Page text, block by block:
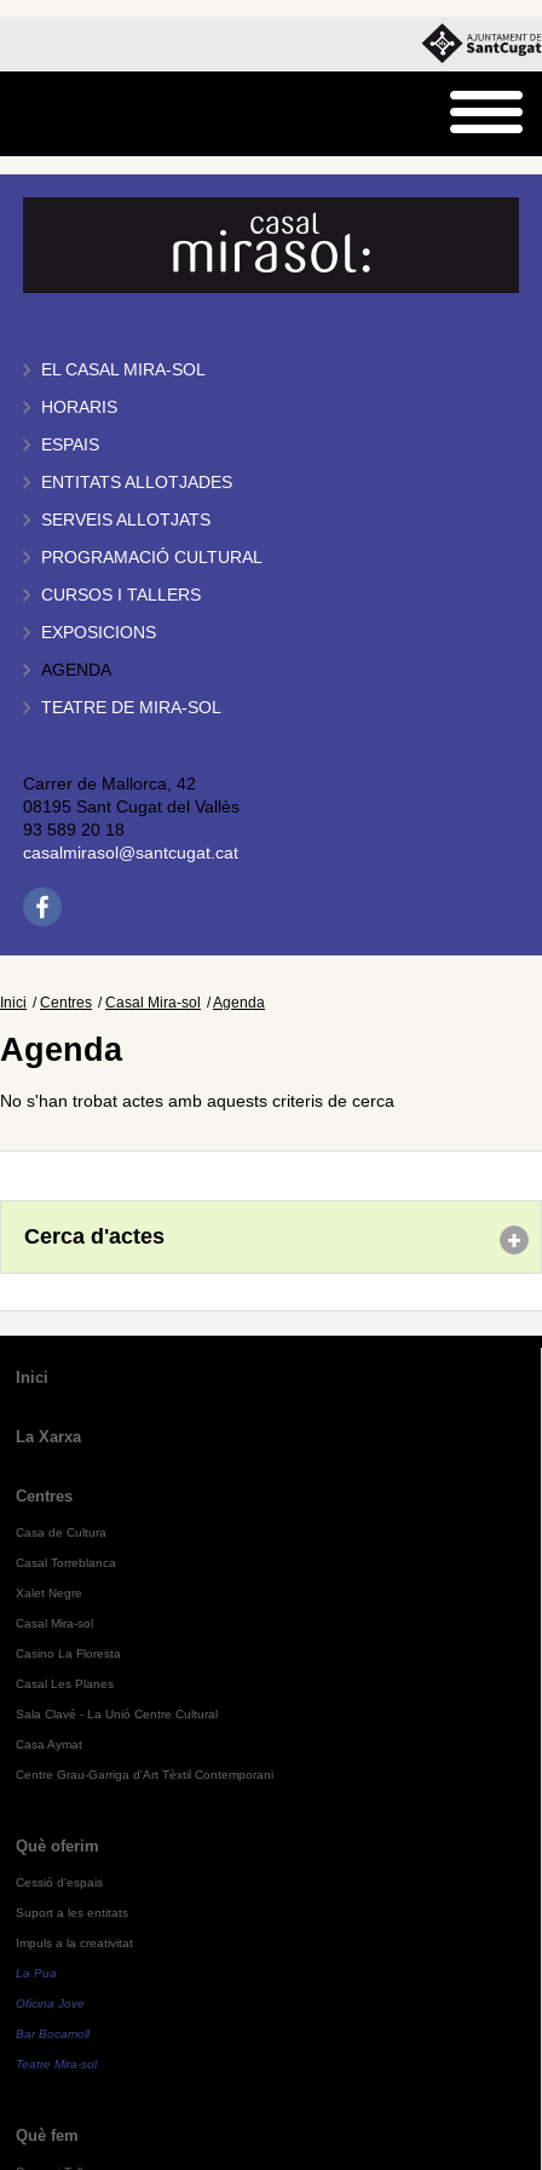
EL CASAL MIRA-SOL
HORARIS
ESPAIS
ENTITATS ALLOTJADES
SERVEIS ALLOTJATS
PROGRAMACIÓ CULTURAL
CURSOS I TALLERS
EXPOSICIONS
AGENDA
TEATRE DE MIRA-SOL
Carrer de Mallorca, 42
08195 Sant Cugat del Vallès
93 589 20 18
casalmirasol@santcugat.cat
Inici Centres Casal Mira-sol Agenda
Agenda
No s'han trobat actes amb aquests criteris de cerca
Cerca d'actes
Inici
La Xarxa
Centres
Casa de Cultura
Casal Torreblanca
Xalet Negre
Casal Mira-sol
Casino La Floresta
Casal Les Planes
Sala Clavé - La Unió Centre Cultural
Casa Aymat
Centre Grau-Garriga d'Art Tèxtil Contemporani
Què oferim
Cessió d'espais
Suport a les entitats
Impuls a la creativitat
La Pua
Oficina Jove
Bar Bocamoll
Teatre Mira-sol
Què fem